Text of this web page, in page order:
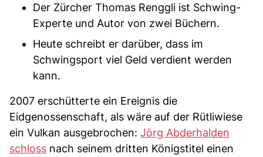
Der Zürcher Thomas Renggli ist Schwing-
Experte und Autor von zwei Büchern.
Heute schreibt er darüber, dass im
Schwingsport viel Geld verdient werden
kann.
2007 erschütterte ein Ereignis die
Eidgenossenschaft, als wäre auf der Rütliwiese
ein Vulkan ausgebrochen: Jörg Abderhalden
schloss nach seinem dritten Königstitel einen